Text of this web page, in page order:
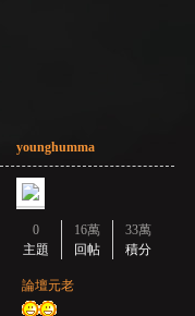
younghumma
0
主題
16萬
回帖
33萬
積分
論壇元老